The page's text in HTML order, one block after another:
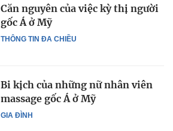
THÔNG TIN ĐA CHIỀU
Căn nguyên của việc kỳ thị người
gốc Á ở Mỹ
GIA ĐÌNH
Bi kịch của những nữ nhân viên
massage gốc Á ở Mỹ